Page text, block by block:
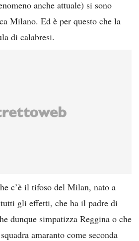
anche attuale) si sono
Milano. Ed è per questo che la
di calabresi.
c’è il tifoso del Milan, nato a
gli effetti, che ha il padre di
dunque simpatizza Reggina o che
amaranto come seconda